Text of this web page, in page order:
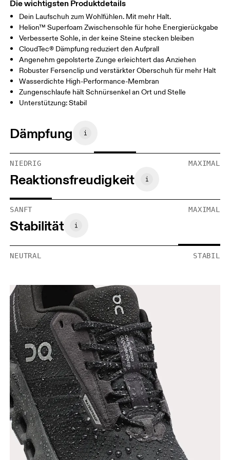
Die wichtigsten Produktdetails
Dein Laufschuh zum Wohlfühlen. Mit mehr Halt.
Helion™ Superfoam Zwischensohle für hohe Energierückgabe
Verbesserte Sohle, in der keine Steine stecken bleiben
CloudTec® Dämpfung reduziert den Aufprall
Angenehm gepolsterte Zunge erleichtert das Anziehen
Robuster Fersenclip und verstärkter Oberschuh für mehr Halt
Wasserdichte High-Performance-Membran
Zungenschlaufe hält Schnürsenkel an Ort und Stelle
Unterstützung: Stabil
Dämpfung
NIEDRIG MAXIMAL
Reaktionsfreudigkeit
SANFT MAXIMAL
Stabilität
NEUTRAL STABIL